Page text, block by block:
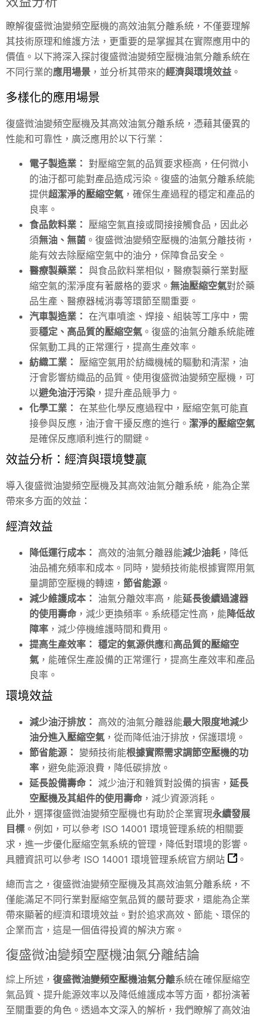
瞭解復盛微油變頻空壓機的高效油氣分離系統，不僅要理解
其技術原理和維護方法，更重要的是掌握其在實際應用中的
價值。以下將深入探討復盛微油變頻空壓機油氣分離系統在
不同行業的應用場景 ，並分析其帶來的經濟與環境效益 。
多樣化的應用場景
復盛微油變頻空壓機及其高效油氣分離系統，憑藉其優異的
性能和可靠性，廣泛應用於以下行業：
電子製造業： 對壓縮空氣的品質要求極高，任何微小
的油汙都可能對產品造成污染。復盛的油氣分離系統能
提供超潔淨的壓縮空氣 ，確保生產過程的穩定和產品的
良率。
食品飲料業： 壓縮空氣直接或間接接觸食品，因此必
須無油、無菌 。復盛微油變頻空壓機的油氣分離技術，
能有效去除壓縮空氣中的油分，保障食品安全。
醫療製藥業： 與食品飲料業相似，醫療製藥行業對壓
縮空氣的潔淨度有著嚴格的要求。 無油壓縮空氣對於藥
品生產、醫療器械消毒等環節至關重要。
汽車製造業： 在汽車噴塗、焊接、組裝等工序中，需
要穩定、高品質的壓縮空氣 。復盛的油氣分離系統能確
保氣動工具的正常運行，提高生產效率。
紡織工業： 壓縮空氣用於紡織機械的驅動和清潔，油
汙會影響紡織品的品質。使用復盛微油變頻空壓機，可
以避免油汙污染 ，提升產品競爭力。
化學工業： 在某些化學反應過程中，壓縮空氣可能直
接參與反應，油汙會干擾反應的進行。 潔淨的壓縮空氣
是確保反應順利進行的關鍵。
效益分析：經濟與環境雙贏
導入復盛微油變頻空壓機及其高效油氣分離系統，能為企業
帶來多方面的效益：
經濟效益
降低運行成本： 高效的油氣分離器能減少油耗 ，降低
油品補充頻率和成本。同時，變頻技術能根據實際用氣
量調節空壓機的轉速， 節省能源 。
減少維護成本： 油氣分離效率高，能延長後續過濾器
的使用壽命 ，減少更換頻率。系統穩定性高，能降低故
障率 ，減少停機維護時間和費用。
提高生產效率： 穩定的氣源供應和高品質的壓縮空
氣 ，能確保生產設備的正常運行，提高生產效率和產品
良率。
環境效益
減少油汙排放： 高效的油氣分離器能最大限度地減少
油分進入壓縮空氣 ，從而降低油汙排放，保護環境。
節省能源： 變頻技術能根據實際需求調節空壓機的功
率 ，避免能源浪費，降低碳排放。
延長設備壽命： 減少油汙和雜質對設備的損害， 延長
空壓機及其組件的使用壽命 ，減少資源消耗。
此外，選擇復盛微油變頻空壓機也有助於企業實現永續發展
目標 。例如，可以參考 ISO 14001 環境管理系統的相關要
求，進一步優化壓縮空氣系統的管理，降低對環境的影響。
具體資訊可以參考 ISO 14001 環境管理系統官方網站 。
總而言之，復盛微油變頻空壓機及其高效油氣分離系統，不
僅能滿足不同行業對壓縮空氣品質的嚴苛要求，還能為企業
帶來顯著的經濟和環境效益。對於追求高效、節能、環保的
企業而言，這是一個值得投資的解決方案。
復盛微油變頻空壓機油氣分離結論
綜上所述， 復盛微油變頻空壓機油氣分離系統在確保壓縮空
氣品質、提升能源效率以及降低維護成本等方面，都扮演著
至關重要的角色。透過本文深入的解析，我們瞭解了高效油